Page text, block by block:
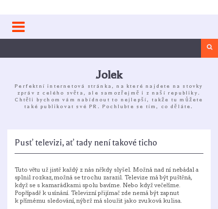
to
content
Jolek
Perfektní internetová stránka, na které najdete na stovky
zpráv z celého světa, ale samozřejmě i z naší republiky.
Chtěli bychom vám nabídnout to nejlepší, takže tu můžete
také publikovat své PR. Pochlubte se tím, co děláte.
Pusť televizi, ať tady není takové ticho
Tuto větu už jistě každý z nás někdy slyšel. Možná nad ní nebádal a
splnil rozkaz, možná se trochu zarazil. Televize má být puštěná,
když se s kamarádkami spolu bavíme. Nebo když večeříme.
Popřípadě k usínání. Televizní přijímač zde nemá být zapnut
k přímému sledování, nýbrž má sloužit jako zvuková kulisa.